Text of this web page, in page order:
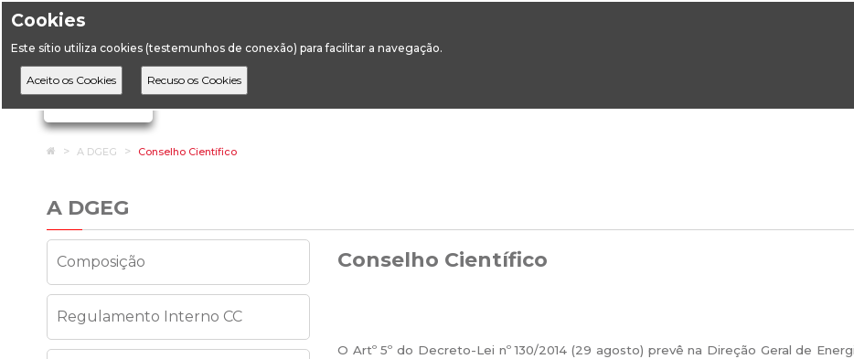
Cookies
Este sítio utiliza cookies (testemunhos de conexão) para facilitar a navegação.
Ignorar links de navegação
HomeA DGEG Conselho Científico
A DGEG
Composição
Regulamento Interno CC
Conselho Científico
O Artº 5º do Decreto-Lei nº 130/2014 (29 agosto) prevê na Direção Geral de